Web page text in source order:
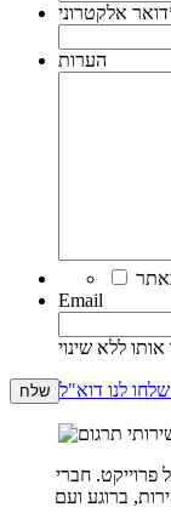
דואר אלקטרוני
הערות
Email
שלח
פרוייקט. חברי
ברוגע ועם